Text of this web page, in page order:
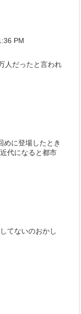
PM
人だったと言われ
めに登場したとき
代になると都市
てないのおかし